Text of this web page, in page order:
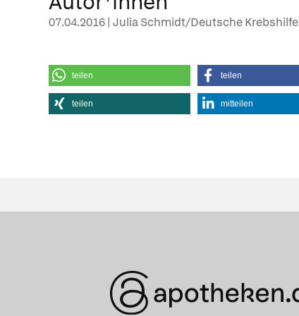
07.04.2016 | Julia Schmidt/Deutsche Krebshilfe
teilen teilen
teilen mitteilen